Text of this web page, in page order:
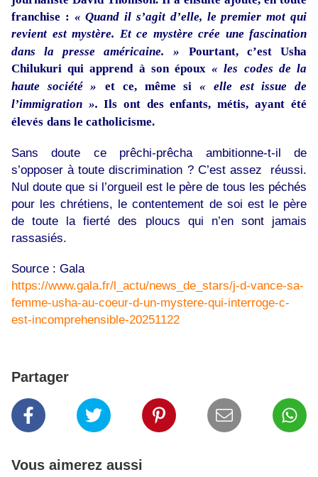
franchise : « Quand il s’agit d’elle, le premier mot qui
revient est mystère. Et ce mystère crée une fascination
dans la presse américaine. »
Pourtant, c’est Usha
Chilukuri qui apprend à son époux« les codes de la
haute société »
et ce, même si« elle est issue de
l’immigration ».Ils ont des enfants, métis, ayant été
élevés dans le catholicisme.
Sans doute ce prêchi-prêcha ambitionne-t-il de
s’opposer à toute discrimination ? C’est assez réussi.
Nul doute que si l’orgueil est le père de tous les péchés
pour les chrétiens, le contentement de soi est le père
de toute la fierté des ploucs qui n’en sont jamais
rassasiés.
Source : Gala
https://www.gala.fr/l_actu/news_de_stars/j-d-vance-sa-
femme-usha-au-coeur-d-un-mystere-qui-interroge-c-
est-incomprehensible-20251122
Partager
Vous aimerez aussi